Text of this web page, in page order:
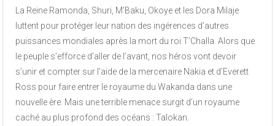
La Reine Ramonda, Shuri, M’Baku, Okoye et les Dora Milaje
luttent pour protéger leur nation des ingérences d’autres
puissances mondiales après la mort du roi T’Challa. Alors que
le peuple s’efforce d’aller de l’avant, nos héros vont devoir
s’unir et compter sur l’aide de la mercenaire Nakia et d’Everett
Ross pour faire entrer le royaume du Wakanda dans une
nouvelle ère. Mais une terrible menace surgit d’un royaume
caché au plus profond des océans : Talokan.